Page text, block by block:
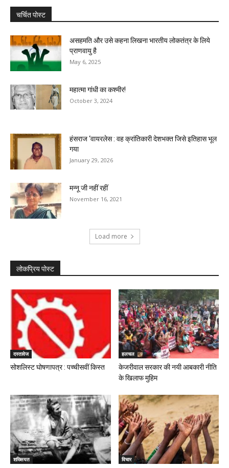
चर्चित पोस्ट
असहमति और उसे कहना लिखना भारतीय लोकतंत्र के लिये
प्राणवायु है
May 6, 2025
महात्मा गांधी का कश्मीर!
October 3, 2024
हंसराज ‘वायरलेस : वह क्रांतिकारी देशभक्त जिसे इतिहास भूल
गया
January 29, 2026
मन्नू जी नहीं रहीं
November 16, 2021
Load more
लोकप्रिय पोस्ट
दस्तावेज
सोशलिस्ट घोषणापत्र : पच्चीसवीं किस्त
हलचल
केजरीवाल सरकार की नयी आबकारी नीति
के खिलाफ मुहिम
शख्सियत विचार